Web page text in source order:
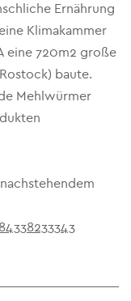
Ernährung
Klimakammer
eine 720m2 große
baute.
Mehlwürmer